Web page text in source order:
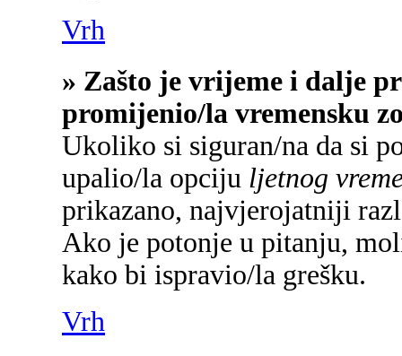
Vrh
» Zašto je vrijeme i dalje
promijenio/la vremensku
Ukoliko si siguran/na da si
upalio/la opciju ljetnog
prikazano, najvjerojatniji
Ako je potonje u pitanju,
kako bi ispravio/la grešku.
Vrh